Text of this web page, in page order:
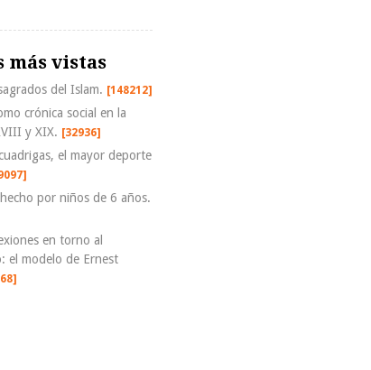
más vistas
del Islam. [148212]
crónica social en la
y XIX. [32936]
el mayor deporte
por niños de 6 años.
en torno al
el modelo de Ernest